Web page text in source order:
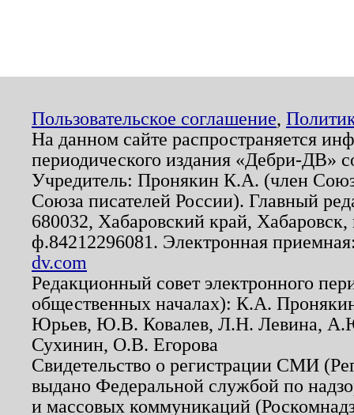
Пользовательское соглашение,
На данном сайте распространяется
периодического издания «Дебри-ДВ»
Учредитель: Пронякин К.А. (член
Союза писателей России). Главный
680032, Хабаровский край,
ф.84212296081. Электронная
dv.com
Редакционный совет электронного
общественных началах): К.А.
Юрьев, Ю.В. Ковалев, Л.Н. Левина,
Сухинин, О.В. Егорова
Свидетельство о регистрации СМИ
выдано Федеральной службой по
и массовых коммуникаций